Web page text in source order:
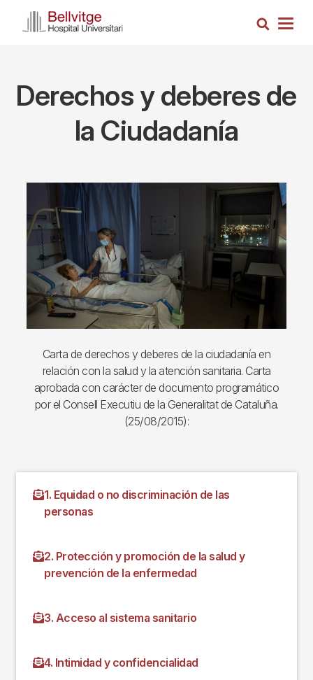
Busca
Derechos y deberes de
la Ciudadanía
Carta de derechos y deberes de la ciudadanía en
relación con la salud y la atención sanitaria. Carta
aprobada con carácter de documento programático
por el Consell Executiu de la Generalitat de Cataluña.
(25/08/2015):
1. Equidad o no discriminación de las
personas
2. Protección y promoción de la salud y
prevención de la enfermedad
3. Acceso al sistema sanitario
4. Intimidad y confidencialidad